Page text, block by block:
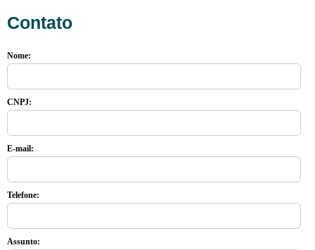
Contato
Nome:
CNPJ:
E-mail:
Telefone:
Assunto: